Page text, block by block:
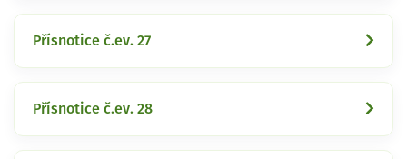
Přísnotice č.ev. 27
Přísnotice č.ev. 28